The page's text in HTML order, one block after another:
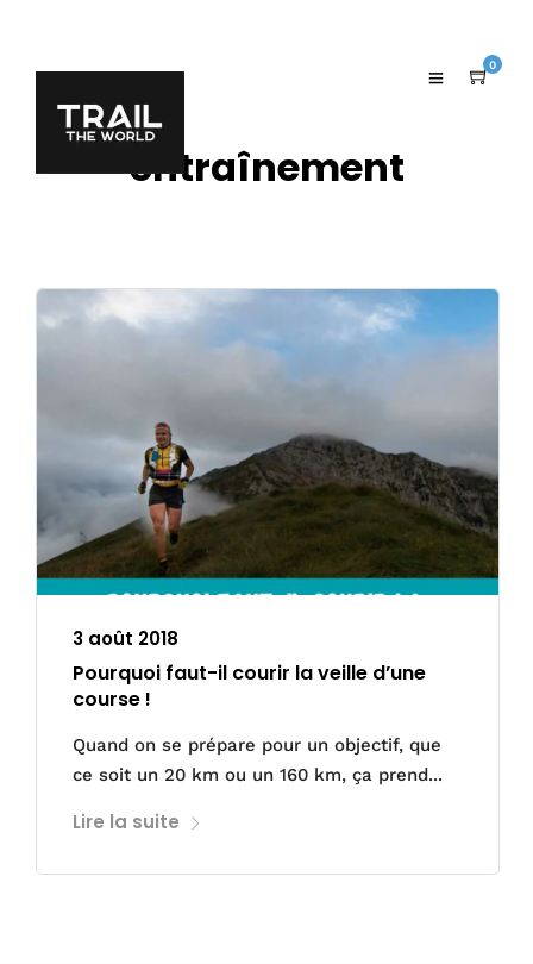
0
entraînement
3 août 2018
Pourquoi faut-il courir la veille d’une
course !
Quand on se prépare pour un objectif, que
ce soit un 20 km ou un 160 km, ça prend...
Lire la suite